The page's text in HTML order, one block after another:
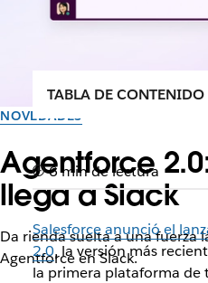
NOVEDADES
Agentforce
llega a Slack
Da rienda suelta a una fuerza
Agentforce en Slack.
TABLA DE CONTENIDO
6 min de lectura
Salesforce anunció el
2.0, la versión más
la primera plataforma de